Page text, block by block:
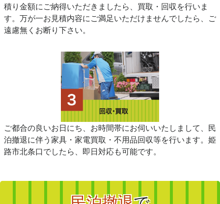
積り金額にご納得いただきましたら、買取・回収を行いま
す。万が一お見積内容にご満足いただけませんでしたら、ご
遠慮無くお断り下さい。
ご都合の良いお日にち、お時間帯にお伺いいたしまして、民
泊撤退に伴う家具・家電買取・不用品回収等を行います。姫
路市北条口でしたら、即日対応も可能です。